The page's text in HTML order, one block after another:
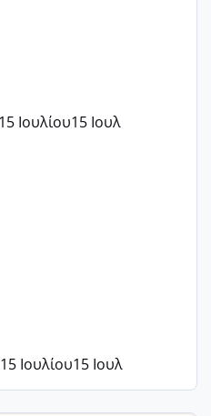
Ιουλίου15 Ιουλ
15 Ιουλίου15 Ιουλ